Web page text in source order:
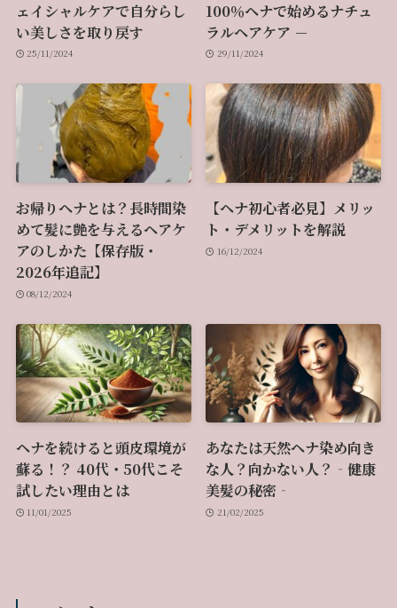
ェイシャルケアで自分らし
い美しさを取り戻す
25/11/2024
100％ヘナで始めるナチュ
ラルヘアケア －
29/11/2024
お帰りヘナとは？長時間染
めて髪に艶を与えるヘアケ
アのしかた【保存版・
2026年追記】
08/12/2024
【ヘナ初心者必見】メリッ
ト・デメリットを解説
16/12/2024
ヘナを続けると頭皮環境が
蘇る！？ 40代・50代こそ
試したい理由とは
11/01/2025
あなたは天然ヘナ染め向き
な人？向かない人？‐健康
美髪の秘密‐
21/02/2025